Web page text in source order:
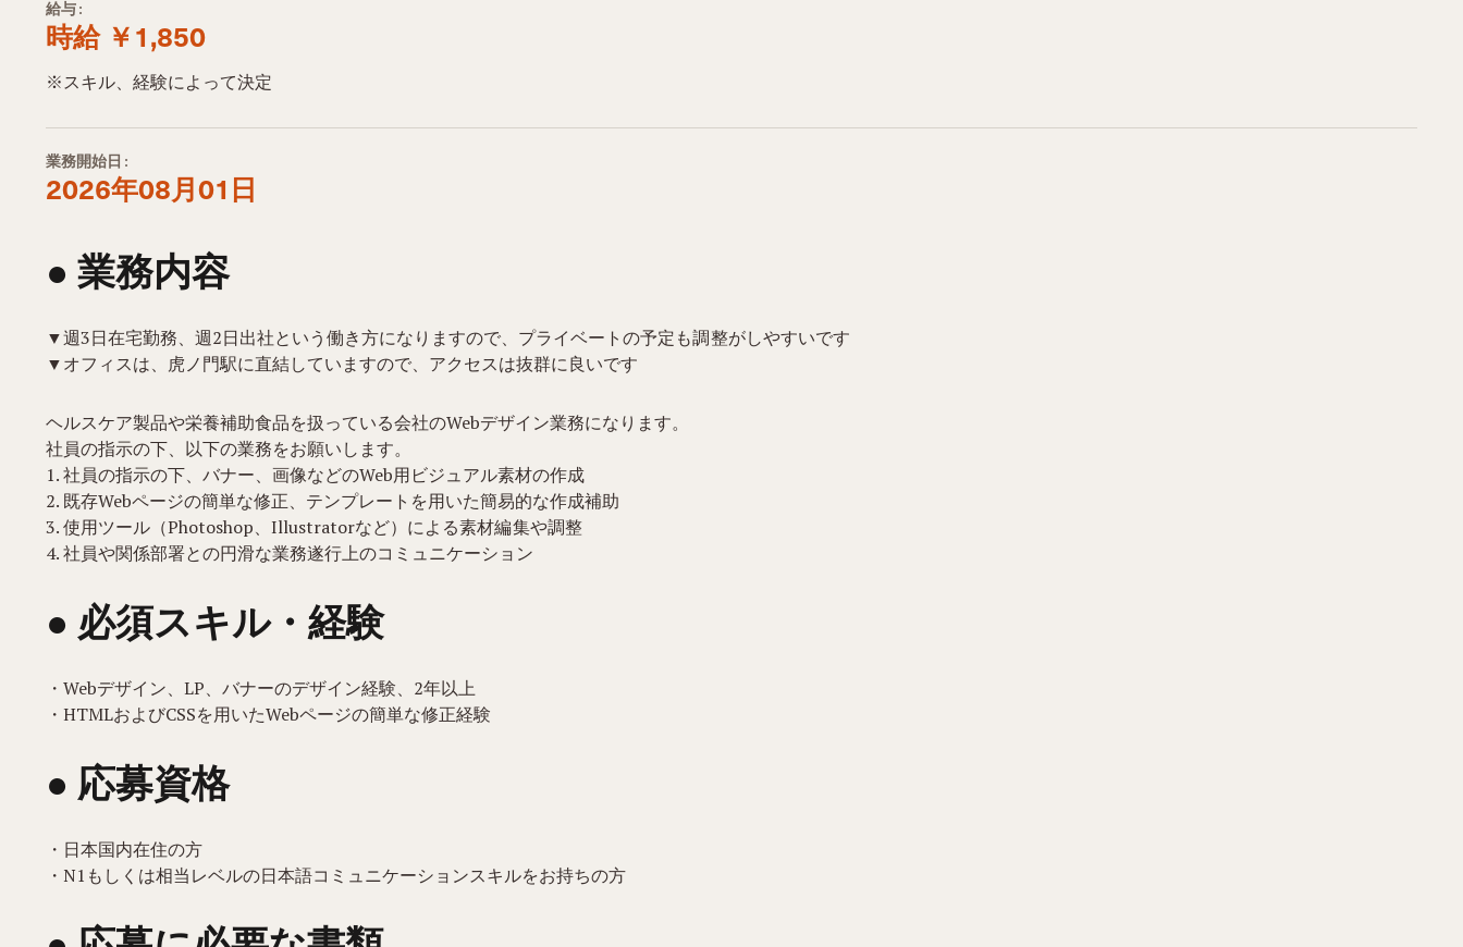
給与:
時給 ￥1,850
※スキル、経験によって決定
業務開始日:
2026年08月01日
● 業務内容​
▼週3日在宅勤務、週2日出社という働き方になりますので、プライベートの予定も調整がしやすいです
▼オフィスは、虎ノ門駅に直結していますので、アクセスは抜群に良いです
ヘルスケア製品や栄養補助食品を扱っている会社のWebデザイン業務になります。
社員の指示の下、以下の業務をお願いします。
1. 社員の指示の下、バナー、画像などのWeb用ビジュアル素材の作成
2. 既存Webページの簡単な修正、テンプレートを用いた簡易的な作成補助
3. 使用ツール（Photoshop、Illustratorなど）による素材編集や調整
4. 社員や関係部署との円滑な業務遂行上のコミュニケーション
● 必須スキル・経験
・Webデザイン、LP、バナーのデザイン経験、2年以上
・HTMLおよびCSSを用いたWebページの簡単な修正経験
● 応募資格
・日本国内在住の方
・N1もしくは相当レベルの日本語コミュニケーションスキルをお持ちの方